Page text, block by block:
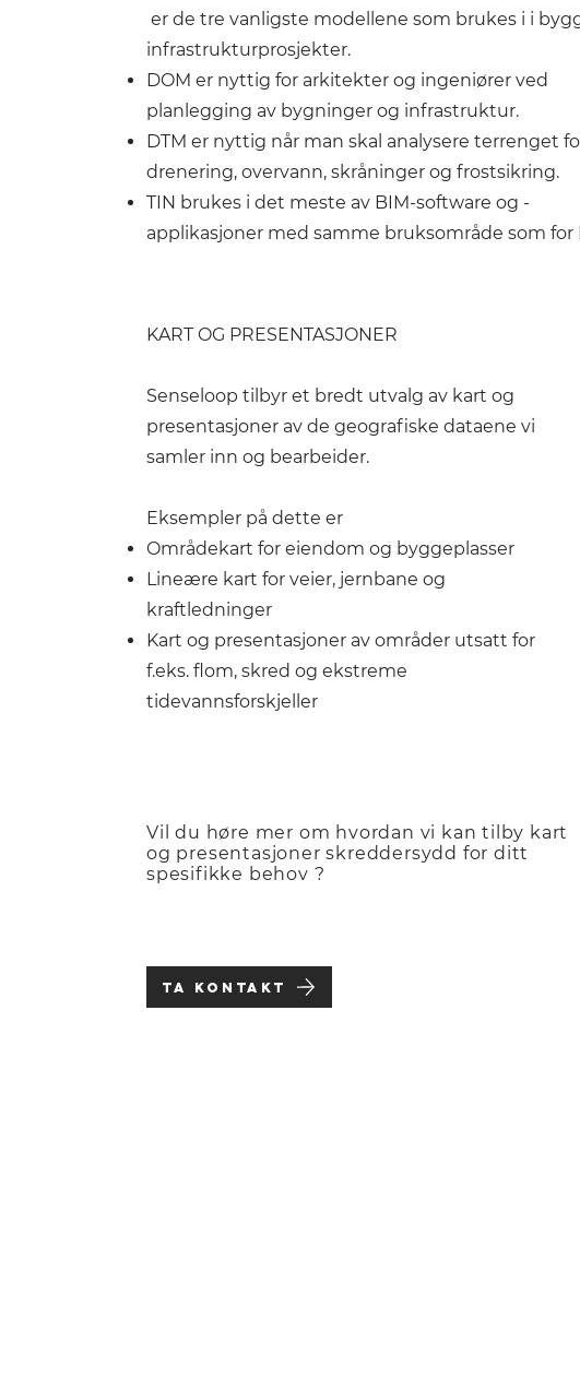
er de tre vanligste modellene som brukes i i
infrastrukturprosjekter.
DOM er nyttig for arkitekter og ingeniører ved
planlegging av bygninger og infrastruktur.
DTM er nyttig når man skal analysere terrenget
drenering, overvann, skråninger og frostsikring.
TIN brukes i det meste av BIM-software og -
applikasjoner med samme bruksområde som for
KART OG PRESENTASJONER
Senseloop tilbyr et bredt utvalg av kart og
presentasjoner av de geografiske dataene vi
samler inn og bearbeider.
Eksempler på dette er
Områdekart for eiendom og byggeplasser
Lineære kart for veier, jernbane og
kraftledninger
Kart og presentasjoner av områder utsatt for
f.eks. flom, skred og ekstreme
tidevannsforskjeller
Ta kontakt
Vil du høre mer om hvordan vi kan tilby kart
og presentasjoner skreddersydd for ditt
spesifikke behov ?